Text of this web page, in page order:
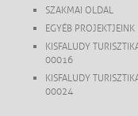
SZAKMAI OLDAL
EGYÉB PROJEKTJEINK
KISFALUDY
00016
KISFALUDY
00024